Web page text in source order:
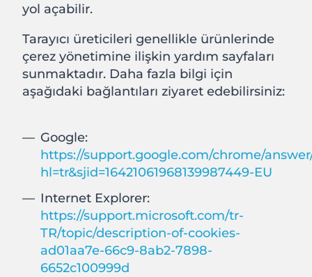
yol açabilir.
Tarayıcı üreticileri genellikle ürünlerinde
çerez yönetimine ilişkin yardım sayfaları
sunmaktadır. Daha fazla bilgi için
aşağıdaki bağlantıları ziyaret edebilirsiniz:
Google:
https://support.google.com/chrome/
hl=tr&sjid=16421061968139987449-EU
Internet Explorer:
https://support.microsoft.com/tr-
TR/topic/description-of-cookies-
ad01aa7e-66c9-8ab2-7898-
6652c100999d